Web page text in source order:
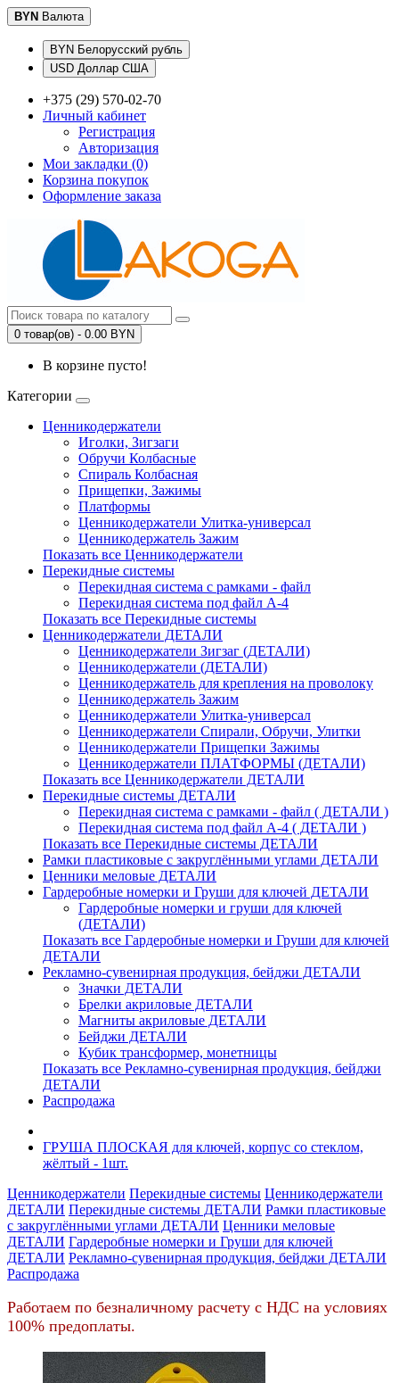
BYN Валюта
BYN Белорусский рубль
USD Доллар США
+375 (29) 570-02-70
Личный кабинет
Регистрация
Авторизация
Мои закладки (0)
Корзина покупок
Оформление заказа
0 товар(ов) - 0.00 BYN
В корзине пусто!
Категории
Ценникодержатели
Иголки, Зигзаги
Обручи Колбасные
Cпираль Колбасная
Прищепки, Зажимы
Платформы
Ценникодержатели Улитка-универсал
Ценникодержатель Зажим
Показать все Ценникодержатели
Перекидные системы
Перекидная система с рамками - файл
Перекидная система под файл А-4
Показать все Перекидные системы
Ценникодержатели ДЕТАЛИ
Ценникодержатели Зигзаг (ДЕТАЛИ)
Ценникодержатели (ДЕТАЛИ)
Ценникодержатель для крепления на проволоку
Ценникодержатель Зажим
Ценникодержатели Улитка-универсал
Ценникодержатели Спирали, Обручи, Улитки
Ценникодержатели Прищепки Зажимы
Ценникодержатели ПЛАТФОРМЫ (ДЕТАЛИ)
Показать все Ценникодержатели ДЕТАЛИ
Перекидные системы ДЕТАЛИ
Перекидная система с рамками - файл ( ДЕТАЛИ )
Перекидная система под файл А-4 ( ДЕТАЛИ )
Показать все Перекидные системы ДЕТАЛИ
Рамки пластиковые c закруглёнными углами ДЕТАЛИ
Ценники меловые ДЕТАЛИ
Гардеробные номерки и Груши для ключей ДЕТАЛИ
Гардеробные номерки и груши для ключей
(ДЕТАЛИ)
Показать все Гардеробные номерки и Груши для ключей
ДЕТАЛИ
Рекламно-сувенирная продукция, бейджи ДЕТАЛИ
Значки ДЕТАЛИ
Брелки акриловые ДЕТАЛИ
Магниты акриловые ДЕТАЛИ
Бейджи ДЕТАЛИ
Кубик трансформер, монетницы
Показать все Рекламно-сувенирная продукция, бейджи
ДЕТАЛИ
Распродажа
ГРУША ПЛОСКАЯ для ключей, корпус со стеклом,
жёлтый - 1шт.
Ценникодержатели Перекидные системы Ценникодержатели
ДЕТАЛИ Перекидные системы ДЕТАЛИ Рамки пластиковые
c закруглёнными углами ДЕТАЛИ Ценники меловые
ДЕТАЛИ Гардеробные номерки и Груши для ключей
ДЕТАЛИ Рекламно-сувенирная продукция, бейджи ДЕТАЛИ
Распродажа
Работаем по безналичному расчету с НДС на условиях
100% предоплаты.